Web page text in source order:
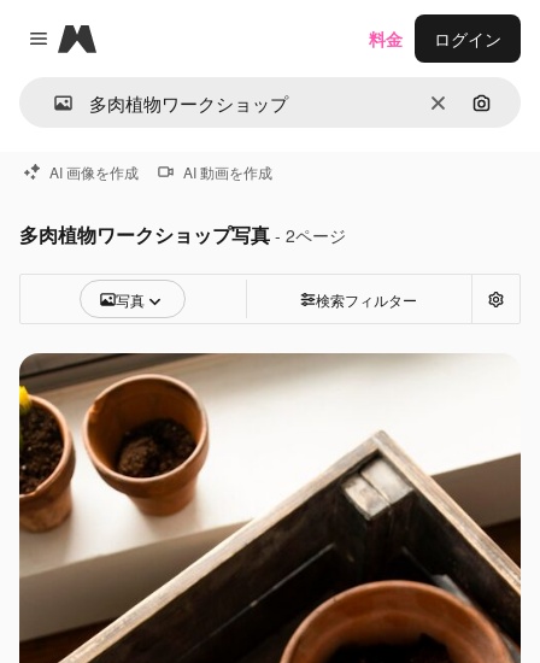
Close menu
Magnific
消去 画像で
料金 ログイン
AI 画像を作成 AI 動画を作成
多肉植物ワークショップ写真 - 2ページ
写真 検索フィルター